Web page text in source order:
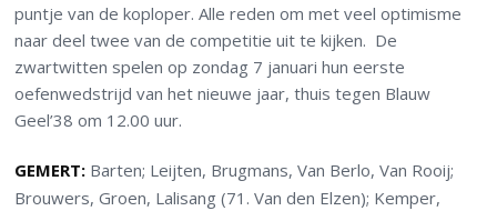
puntje van de koploper. Alle reden om met veel optimisme
naar deel twee van de competitie uit te kijken. De
zwartwitten spelen op zondag 7 januari hun eerste
oefenwedstrijd van het nieuwe jaar, thuis tegen Blauw
Geel’38 om 12.00 uur.
GEMERT: Barten; Leijten, Brugmans, Van Berlo, Van Rooij;
Brouwers, Groen, Lalisang (71. Van den Elzen); Kemper,